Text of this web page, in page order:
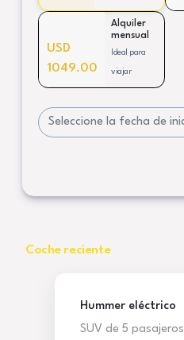
USD
1049.00
Alquiler
mensual
Ideal para
viajar
Coche reciente
Hummer eléctrico
SUV de 5 pasajeros